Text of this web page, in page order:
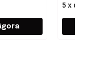
5 x de